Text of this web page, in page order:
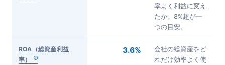
率よく利益に変え
たか。8%超が一
つの目安。
ROA（総資産利益
率）
3.6%
会社の総資産をど
れだけ効率よく使